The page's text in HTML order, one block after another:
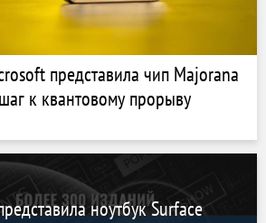
представила чип Majorana
к квантовому прорыву
ноутбук Surface